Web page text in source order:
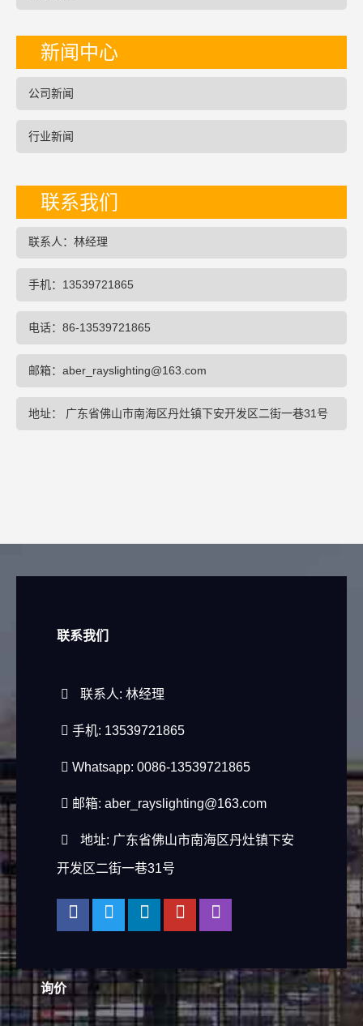
新闻中心
公司新闻
行业新闻
联系我们
联系人：林经理
手机：13539721865
电话：86-13539721865
邮箱：aber_rayslighting@163.com
地址： 广东省佛山市南海区丹灶镇下安开发区二街一巷31号
联系我们
联系人: 林经理
手机: 13539721865
Whatsapp: 0086-13539721865
邮箱: aber_rayslighting@163.com
地址: 广东省佛山市南海区丹灶镇下安
开发区二街一巷31号
询价